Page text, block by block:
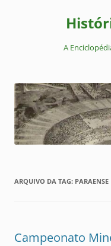
A
ARQUIVO DA TAG: PARAENSE
Campeonato